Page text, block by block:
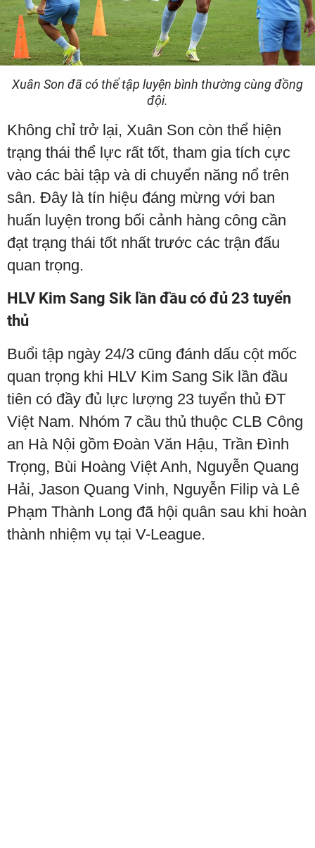
Xuân Son đã có thể tập luyện bình thường cùng đồng
đội.
Không chỉ trở lại, Xuân Son còn thể hiện
trạng thái thể lực rất tốt, tham gia tích cực
vào các bài tập và di chuyển năng nổ trên
sân. Đây là tín hiệu đáng mừng với ban
huấn luyện trong bối cảnh hàng công cần
đạt trạng thái tốt nhất trước các trận đấu
quan trọng.
HLV Kim Sang Sik lần đầu có đủ 23 tuyển
thủ
Buổi tập ngày 24/3 cũng đánh dấu cột mốc
quan trọng khi HLV Kim Sang Sik lần đầu
tiên có đầy đủ lực lượng 23 tuyển thủ ĐT
Việt Nam. Nhóm 7 cầu thủ thuộc CLB Công
an Hà Nội gồm Đoàn Văn Hậu, Trần Đình
Trọng, Bùi Hoàng Việt Anh, Nguyễn Quang
Hải, Jason Quang Vinh, Nguyễn Filip và Lê
Phạm Thành Long đã hội quân sau khi hoàn
thành nhiệm vụ tại V-League.